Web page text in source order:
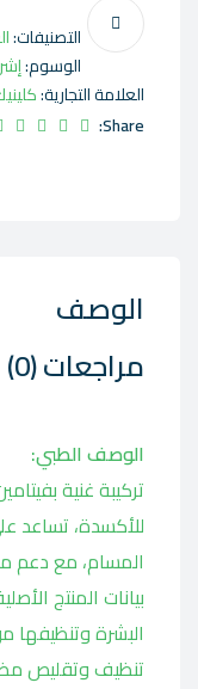
التصنيفات:
الوسوم:
العلامة التجارية:
Share:
الوصف
مراجعات (0)
الوصف الطبي:
تركيبة غنية
للأكسدة، تساعد
المسام، مع دعم
بيانات المنتج
البشرة
تنظيف وتقليص